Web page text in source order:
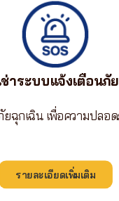
าระบบแจ้งเตือนภั
ยฉุกเฉิน เพื่อความปลอ
รายละเอียดเพิ่มเติม